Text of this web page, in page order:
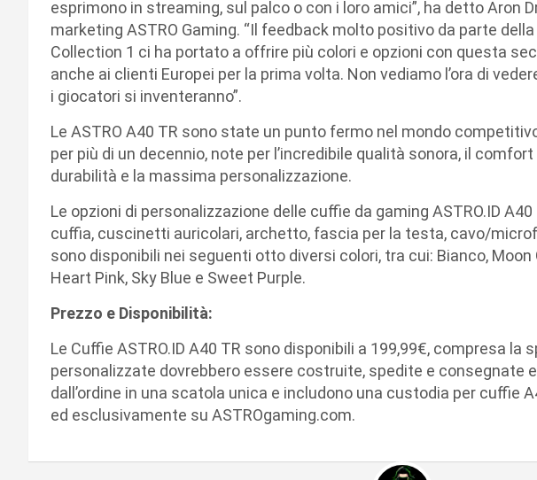
esprimono in streaming, sul palco o con i loro amici”, ha detto Aron
marketing ASTRO Gaming. “Il feedback molto positivo da parte
Collection 1 ci ha portato a offrire più colori e opzioni con questa
anche ai clienti Europei per la prima volta. Non vediamo l’ora di
i giocatori si inventeranno”.
Le ASTRO A40 TR sono state un punto fermo nel mondo
per più di un decennio, note per l’incredibile qualità sonora, il comfort
durabilità e la massima personalizzazione.
Le opzioni di personalizzazione delle cuffie da gaming ASTRO.ID
cuffia, cuscinetti auricolari, archetto, fascia per la testa, cavo/
sono disponibili nei seguenti otto diversi colori, tra cui: Bianco, Moon
Heart Pink, Sky Blue e Sweet Purple.
Prezzo e Disponibilità:
Le Cuffie ASTRO.ID A40 TR sono disponibili a 199,99€, compresa la
personalizzate dovrebbero essere costruite, spedite e consegnate
dall’ordine in una scatola unica e includono una custodia per cuffie
ed esclusivamente su ASTROgaming.com.